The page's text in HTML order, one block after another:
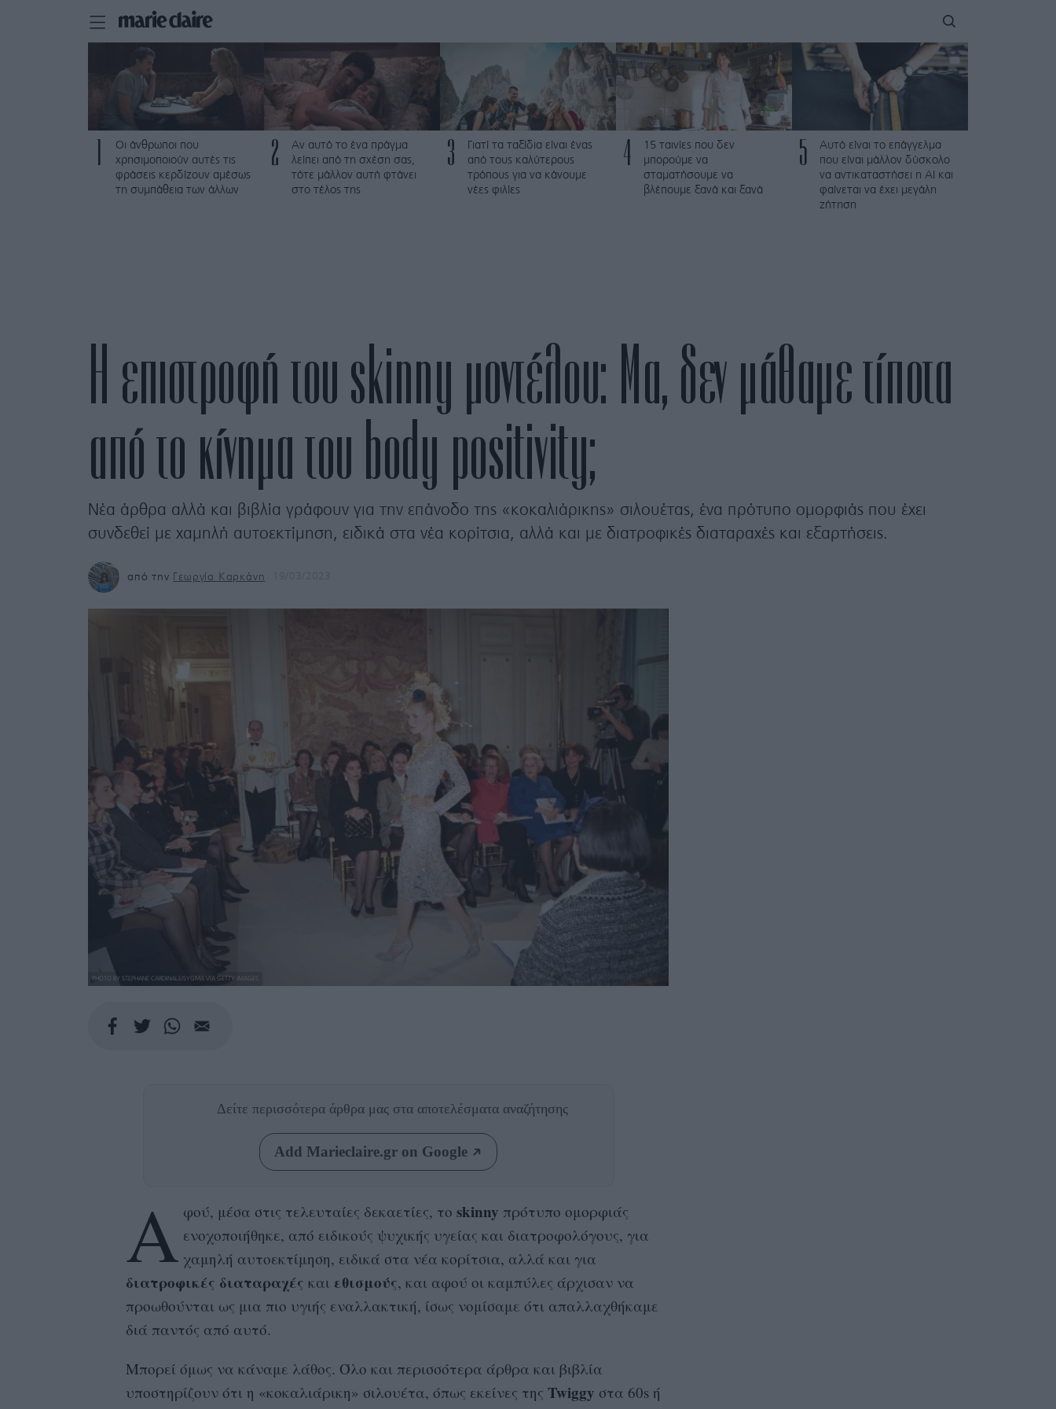
Οι άνθρωποι που
χρησιμοποιούν αυτές τις
φράσεις κερδίζουν αμέσως
τη συμπάθεια των άλλων
2
Αν αυτό το ένα πράγμα
λείπει από τη σχέση σας,
τότε μάλλον αυτή φτάνει
στο τέλος της
3
Γιατί τα ταξίδια είναι ένας
από τους καλύτερους
τρόπους για να κάνουμε
νέες φιλίες
4
15 ταινίες που δεν
μπορούμε να
σταματήσουμε να
βλέπουμε ξανά και ξανά
5
Αυτό είναι το επάγγελμα
που είναι μάλλον δύσκολο
να αντικαταστήσει η AI και
φαίνεται να έχει μεγάλη
ζήτηση
Η επιστροφή του skinny μοντέλου: Μα, δεν μάθαμε τίποτα
από το κίνημα του body positivity;
Νέα άρθρα αλλά και βιβλία γράφουν για την επάνοδο της «κοκαλιάρικης» σιλουέτας, ένα πρότυπο ομορφιάς που έχει
συνδεθεί με χαμηλή αυτοεκτίμηση, ειδικά στα νέα κορίτσια, αλλά και με διατροφικές διαταραχές και εξαρτήσεις.
από την Γεωργία Καρκάνη
PHOTO BY STEPHANE CARDINALE/SYGMA VIA GETTY IMAGES
Δείτε περισσότερα άρθρα μας στα αποτελέσματα αναζήτησης
Add Marieclaire.gr on Google
Α φού, μέσα στις τελευταίες δεκαετίες, τοskinny πρότυπο ομορφιάς
ενοχοποιήθηκε, από ειδικούς ψυχικής υγείας και διατροφολόγους, για
χαμηλή αυτοεκτίμηση, ειδικά στα νέα κορίτσια, αλλά και για
διατροφικές διαταραχές και εθισμούς, και αφού οι καμπύλες άρχισαν να
προωθούνται ως μια πιο υγιής εναλλακτική, ίσως νομίσαμε ότι απαλλαχθήκαμε
διά παντός από αυτό.
Μπορεί όμως να κάναμε λάθος. Όλο και περισσότερα άρθρα και βιβλία
υποστηρίζουν ότι η «κοκαλιάρικη» σιλουέτα, όπως εκείνες της Twiggy στα 60s ή